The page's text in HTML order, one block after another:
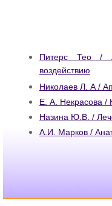
Питерс Тео /
воздействию
Николаев Л. А /
Е. А. Некрасова /
Назина Ю.В. /
А.И. Марков /